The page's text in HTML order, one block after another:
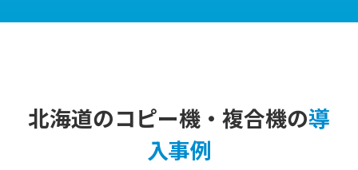
北海道のコピー機・複合機の導
入事例